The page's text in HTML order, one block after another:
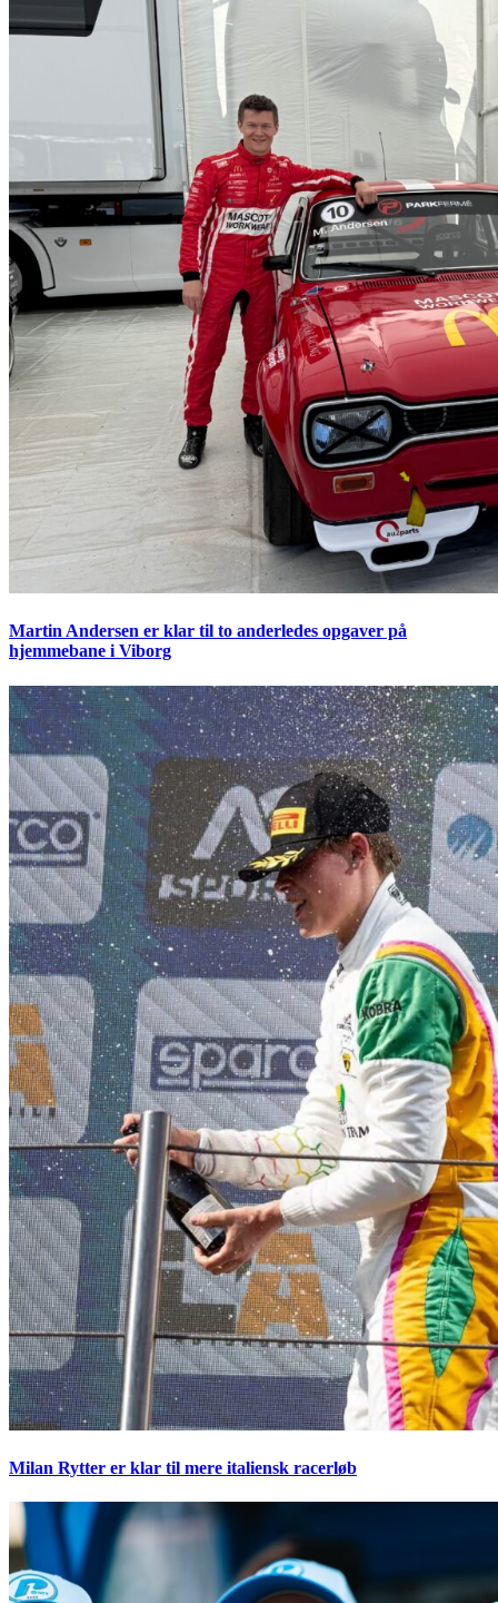
Martin Andersen er klar til to anderledes opgaver på
hjemmebane i Viborg
Milan Rytter er klar til mere italiensk racerløb